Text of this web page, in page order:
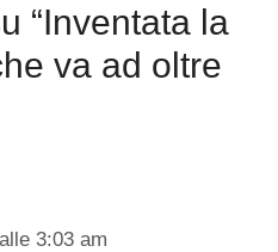
“Inventata la
va ad oltre
3:03 am